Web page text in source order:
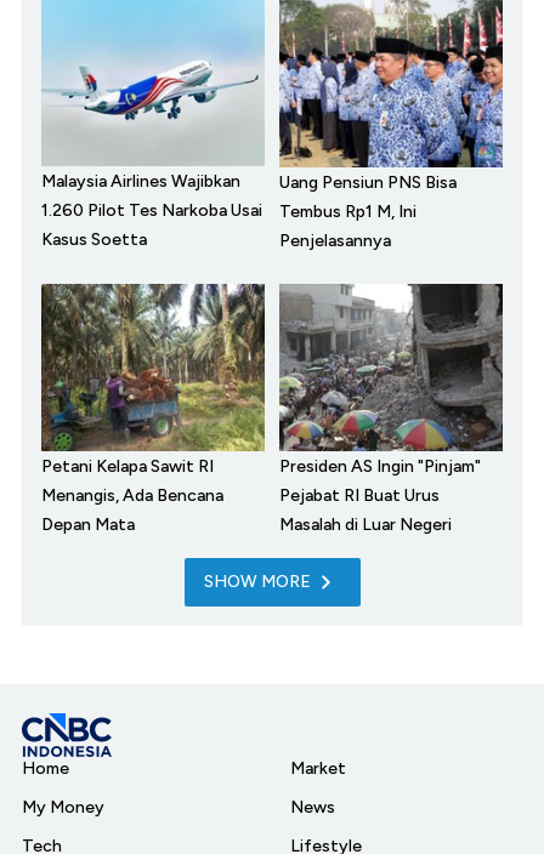
Malaysia Airlines Wajibkan
1.260 Pilot Tes Narkoba Usai
Kasus Soetta
Uang Pensiun PNS Bisa
Tembus Rp1 M, Ini
Penjelasannya
Petani Kelapa Sawit RI
Menangis, Ada Bencana
Depan Mata
Presiden AS Ingin "Pinjam"
Pejabat RI Buat Urus
Masalah di Luar Negeri
SHOW MORE
Home
My Money
Tech
Market
News
Lifestyle